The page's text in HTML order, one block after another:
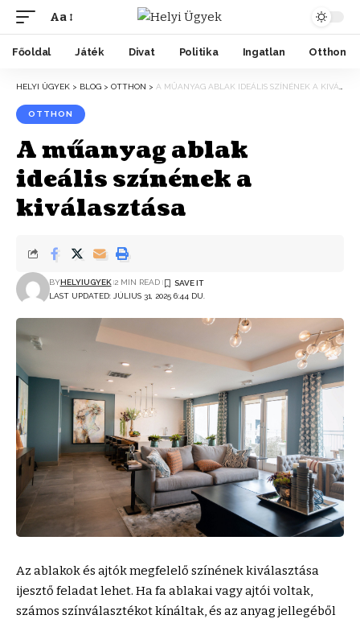
Aa
Főoldal Játék Divat Politika Ingatlan Otthon
HELYI ÜGYEK > BLOG > OTTHON > A MŰANYAG ABLAK IDEÁLIS SZÍNÉNEK A KIVÁLASZTÁSA
OTTHON
A műanyag ablak
ideális színének a
kiválasztása
LAST UPDATED: JÚLIUS 31, 2025 6:44 DU.
BYHELYIUGYEK 2 MIN READ
Az ablakok és ajtók megfelelő színének kiválasztása
ijesztő feladat lehet. Ha fa ablakai vagy ajtói voltak,
számos színválasztékot kínáltak, és az anyag jellegéből